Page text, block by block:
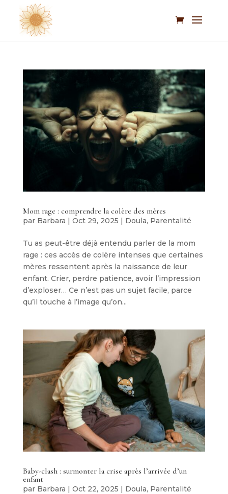
Mom rage : comprendre la colère des mères
par Barbara | Oct 29, 2025 | Doula, Parentalité
Tu as peut-être déjà entendu parler de la mom
rage : ces accès de colère intenses que certaines
mères ressentent après la naissance de leur
enfant. Crier, perdre patience, avoir l’impression
d’exploser… Ce n’est pas un sujet facile, parce
qu’il touche à l’image qu’on...
Baby-clash : surmonter la crise après l’arrivée d’un
enfant
par Barbara | Oct 22, 2025 | Doula, Parentalité